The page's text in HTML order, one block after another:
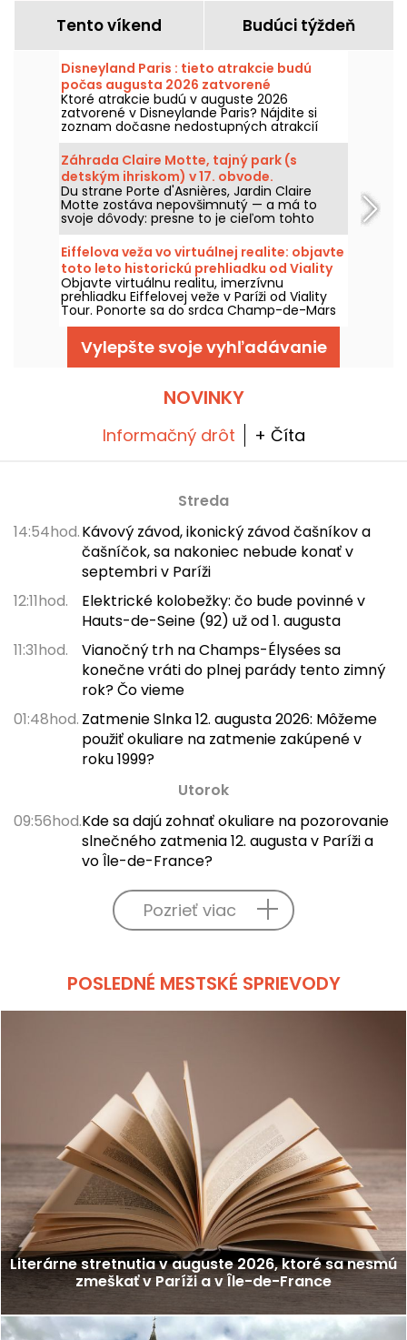
Tento víkend Budúci týždeň
Disneyland Paris : tieto atrakcie budú
počas augusta 2026 zatvorené
Ktoré atrakcie budú v auguste 2026
zatvorené v Disneylande Paris? Nájdite si
zoznam dočasne nedostupných atrakcií
kvôli údržbe alebo rekonštrukcii, aby ste si
mohli naplánovať návštevu v parkoch
Disney.
Záhrada Claire Motte, tajný park (s
detským ihriskom) v 17. obvode.
Du strane Porte d'Asnières, Jardin Claire
Motte zostáva nepovšimnutý — a má to
svoje dôvody: presne to je cieľom tohto
zeleného priestoru, ponúknuť miesto na
načerpanie síl, v úplnom pokoji.
Eiffelova veža vo virtuálnej realite: objavte
toto leto historickú prehliadku od Viality
Tour
Objavte virtuálnu realitu, imerzívnu
prehliadku Eiffelovej veže v Paríži od Viality
Tour. Ponorte sa do srdca Champ-de-Mars
a znovu zažite výstavbu a následné
slávnostné otvorenie Železnej dámy v roku
1889. Nová verzia, vernejšia než kedykoľvek
predtým, vyšla 31. marca 2026. Pri tejto
ste čelili horúčavám, všetky ich prehliadky sa
Vylepšte svoje vyhľadávanie
NOVINKY
Informačný drôt + Číta
Streda
14:54hod.Kávový závod, ikonický závod čašníkov a
čašníčok, sa nakoniec nebude konať v
septembri v Paríži
12:11hod.
Elektrické kolobežky: čo bude povinné v
Hauts-de-Seine (92) už od 1. augusta
11:31hod.
Vianočný trh na Champs-Élysées sa
konečne vráti do plnej parády tento zimný
rok? Čo vieme
01:48hod. Zatmenie Slnka 12. augusta 2026: Môžeme
použiť okuliare na zatmenie zakúpené v
roku 1999?
Utorok
09:56hod.Kde sa dajú zohnať okuliare na pozorovanie
slnečného zatmenia 12. augusta v Paríži a
vo Île-de-France?
Pozrieť viac
POSLEDNÉ MESTSKÉ SPRIEVODY
Literárne stretnutia v auguste 2026, ktoré sa nesmú
zmeškať v Paríži a v Île-de-France